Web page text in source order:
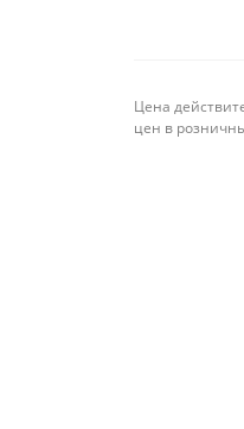
Цена
цен в